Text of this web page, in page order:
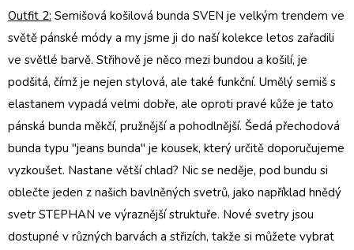
Outfit 2: Semišová košilová bunda SVEN je velkým trendem ve
světě pánské módy a my jsme ji do naší kolekce letos zařadili
ve světlé barvě. Střihově je něco mezi bundou a košilí, je
podšitá, čímž je nejen stylová, ale také funkční. Umělý semiš s
elastanem vypadá velmi dobře, ale oproti pravé kůže je tato
pánská bunda měkčí, pružnější a pohodlnější. Šedá přechodová
bunda typu "jeans bunda" je kousek, který určitě doporučujeme
vyzkoušet. Nastane větší chlad? Nic se neděje, pod bundu si
oblečte jeden z našich bavlněných svetrů, jako například hnědý
svetr STEPHAN ve výraznější struktuře. Nové svetry jsou
dostupné v různých barvách a střizích, takže si můžete vybrat